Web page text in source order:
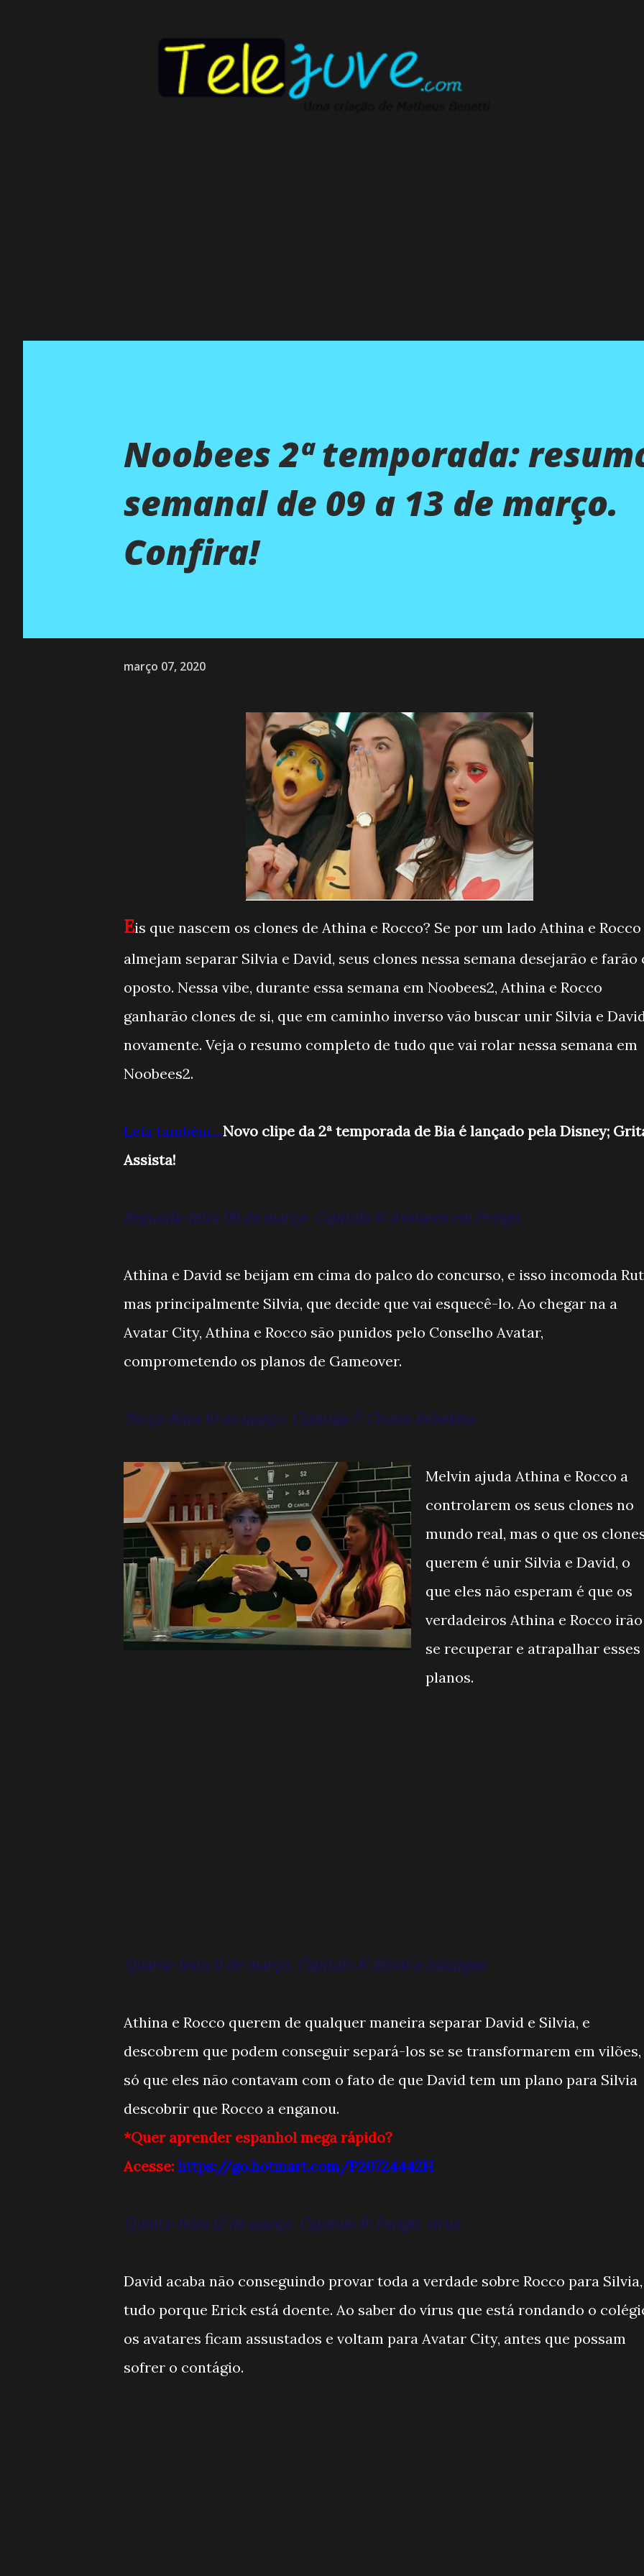
Noobees 2ª temporada:
semanal de 09 a 13 de março.
Confira!
março 07, 2020
Eis que nascem os clones de Athina e Rocco? Se por um lado Athina e Rocco
almejam separar Silvia e David, seus clones nessa semana desejarão e farão
oposto. Nessa vibe, durante essa semana em Noobees2, Athina e Rocco
ganharão clones de si, que em caminho inverso vão buscar unir Silvia e
novamente. Veja o resumo completo de tudo que vai rolar nessa semana em
Noobees2.
Leia também....Novo clipe da 2ª temporada de Bia é lançado pela Disney;
Assista!
Segunda-feira 09 de março. Capitulo 6: Avatares em Perigo
Athina e David se beijam em cima do palco do concurso, e isso incomoda
mas principalmente Silvia, que decide que vai esquecê-lo. Ao chegar na a
Avatar City, Athina e Rocco são punidos pelo Conselho Avatar,
comprometendo os planos de Gameover.
Terça-feira 10 de março. Capitulo 7: Clones Rebeldes
Melvin ajuda Athina e Rocco a
controlarem os seus clones no
mundo real, mas o que os
querem é unir Silvia e David, o
que eles não esperam é que os
verdadeiros Athina e Rocco irão
se recuperar e atrapalhar esses
planos.
Quarta-feira 11 de março. Capitulo 8: Rivais e Inimigos
Athina e Rocco querem de qualquer maneira separar David e Silvia, e
descobrem que podem conseguir separá-los se se transformarem em vilões,
só que eles não contavam com o fato de que David tem um plano para Silvia
descobrir que Rocco a enganou.
*Quer aprender espanhol mega rápido?
Acesse: https://go.hotmart.com/P20724442H
Quinta-feira 12 de março. Capitulo 9: Perigo, vírus
David acaba não conseguindo provar toda a verdade sobre Rocco para Silvia,
tudo porque Erick está doente. Ao saber do vírus que está rondando o
os avatares ficam assustados e voltam para Avatar City, antes que possam
sofrer o contágio.